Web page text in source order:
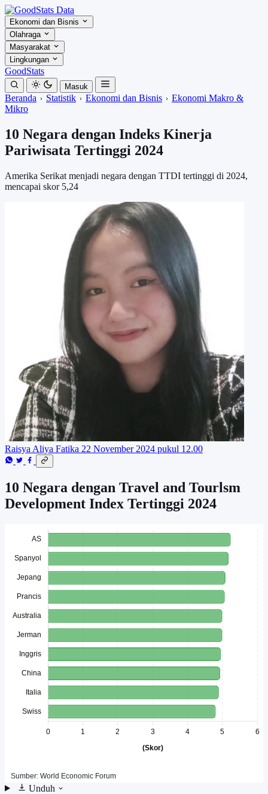
Ekonomi dan Bisnis
Olahraga
Masyarakat
Lingkungan
GoodStats
Masuk
Beranda Statistik Ekonomi dan Bisnis
Ekonomi Makro &
Mikro
10 Negara dengan Indeks Kinerja
Pariwisata Tertinggi 2024
Amerika Serikat menjadi negara dengan TTDI tertinggi di 2024,
mencapai skor 5,24
Raisya Aliya Fatika 22 November 2024 pukul 12.00
10 Negara dengan Travel and Tourlsm
Development Index Tertinggi 2024
Unduh